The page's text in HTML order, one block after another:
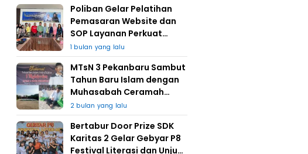
Poliban Gelar Pelatihan
Pemasaran Website dan
SOP Layanan Perkuat
UMKM Berkat Guru Kapuh
1 bulan yang lalu
MTsN 3 Pekanbaru Sambut
Tahun Baru Islam dengan
Muhasabah Ceramah
Agama
2 bulan yang lalu
Bertabur Door Prize SDK
Karitas 2 Gelar Gebyar P8
Festival Literasi dan Unjuk